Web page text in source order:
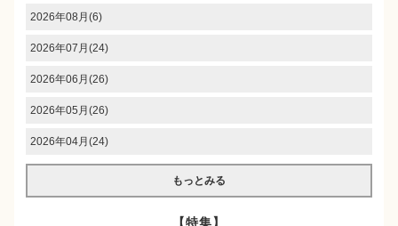
2026年08月(6)
2026年07月(24)
2026年06月(26)
2026年05月(26)
2026年04月(24)
もっとみる
【特集】